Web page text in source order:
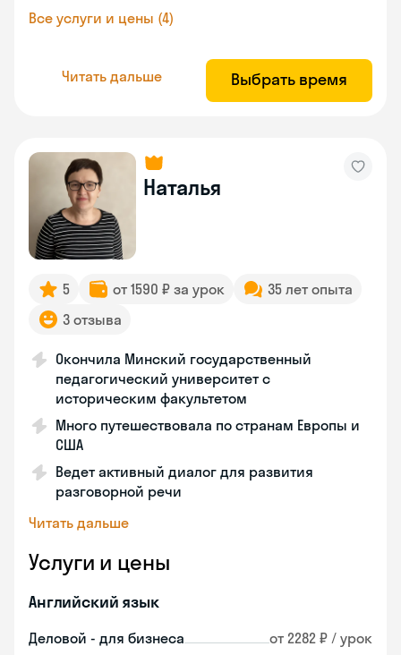
Все услуги и цены (4)
Читать дальше Выбрать время
Наталья
5 от 1590 ₽ за урок
35 лет опыта
3 отзыва
Окончила Минский государственный
педагогический университет с
историческим факультетом
Много путешествовала по странам Европы и
США
Ведет активный диалог для развития
разговорной речи
Читать дальше
Услуги и цены
Английский язык
Деловой - для бизнеса от 2282 ₽ / урок